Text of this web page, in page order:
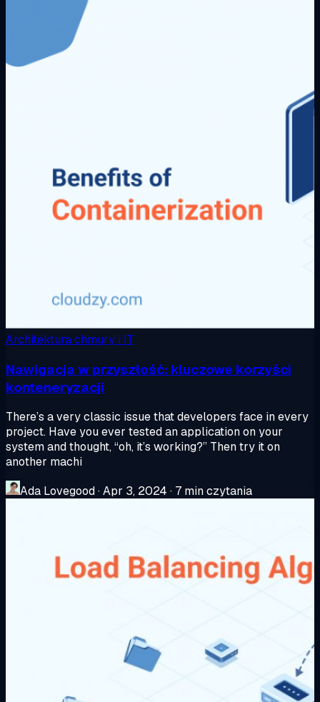
Architektura chmury i IT
Nawigacja w przyszłość: kluczowe korzyści
konteneryzacji
There’s a very classic issue that developers face in every
project. Have you ever tested an application on your
system and thought, “oh, it’s working?” Then try it on
another machi
Ada Lovegood·Apr 3, 2024 · 7 min czytania